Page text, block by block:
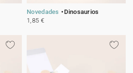
Novedades
Dinosaurios
1,85 €